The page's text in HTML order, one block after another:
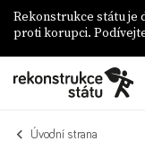
Rekonstrukce státu je
proti korupci.
Úvodní strana